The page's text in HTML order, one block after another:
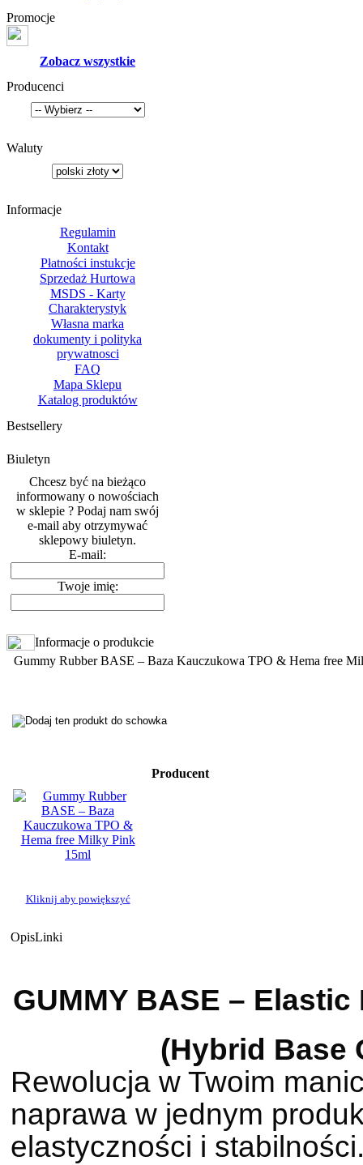
Promocje
Zobacz wszystkie
Producenci
Waluty
Informacje
Regulamin
Kontakt
Płatności instukcje
Sprzedaż Hurtowa
MSDS - Karty
Charakterystyk
Własna marka
dokumenty i polityka
prywatnosci
FAQ
Mapa Sklepu
Katalog produktów
Bestsellery
Biuletyn
Chcesz być na bieżąco
informowany o nowościach
w sklepie ? Podaj nam swój
e-mail aby otrzymywać
sklepowy biuletyn.
E-mail:
Twoje imię:
Informacje o produkcie
Gummy Rubber BASE – Baza Kauczukowa TPO & Hema free
Kliknij aby powiększyć
Producent
OpisLinki
GUMMY BASE –
(Hybrid Base
Rewolucja w Twoim
naprawa w jednym
elastyczności i